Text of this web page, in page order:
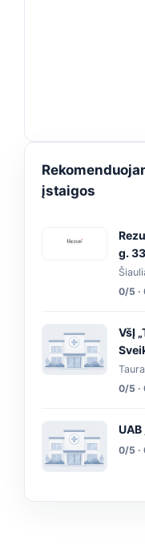
įstaigos
g.
0/5 ·
VšĮ
0/5 ·
UAB
0/5 ·